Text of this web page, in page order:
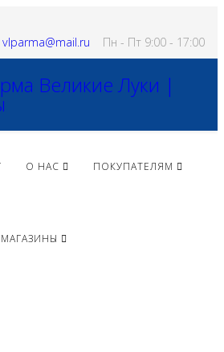
vlparma@mail.ru Пн - Пт 9:00 - 17:00
О НАС ПОКУПАТЕЛЯМ